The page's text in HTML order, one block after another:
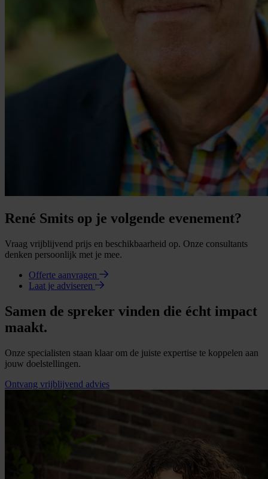
René Smits op je volgende evenement?
Vraag vrijblijvend prijs en beschikbaarheid op. Onze consultants
denken persoonlijk met je mee.
Offerte aanvragen
Laat je adviseren
Samen de spreker vinden die écht impact
maakt.
Onze specialisten staan klaar om de juiste expertise te koppelen aan
jouw doelstellingen.
Ontvang vrijblijvend advies